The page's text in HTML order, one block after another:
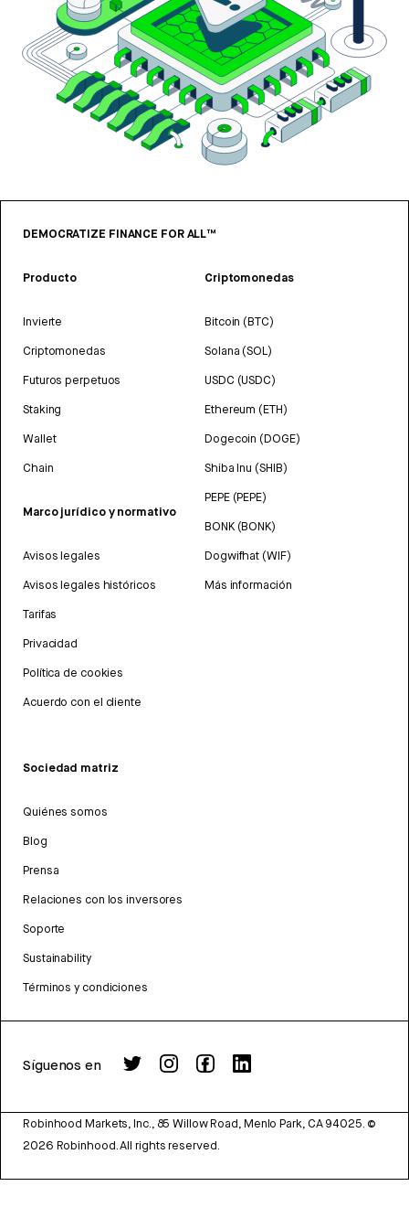
DEMOCRATIZE FINANCE FOR ALL™
Producto
Invierte
Criptomonedas
Futuros perpetuos
Staking
Wallet
Chain
Marco jurídico y normativo
Avisos legales
Avisos legales históricos
Tarifas
Privacidad
Política de cookies
Acuerdo con el cliente
Criptomonedas
Bitcoin (BTC)
Solana (SOL)
USDC (USDC)
Ethereum (ETH)
Dogecoin (DOGE)
Shiba Inu (SHIB)
PEPE (PEPE)
BONK (BONK)
Dogwifhat (WIF)
Más información
Sociedad matriz
Quiénes somos
Blog
Prensa
Relaciones con los inversores
Soporte
Sustainability
Términos y condiciones
Síguenos en
Robinhood Markets, Inc., 85 Willow Road, Menlo Park, CA 94025. ©
2026 Robinhood. All rights reserved.